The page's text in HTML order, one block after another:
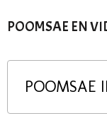
POOMSAE EN
POOMSAE